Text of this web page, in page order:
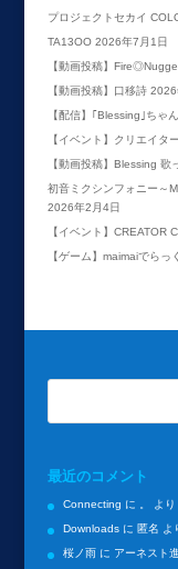
プロジェクトセカイ
TA13OO 2026年7月1日
【動画投稿】
【動画投稿】口移詩 2026
【配信】｢Blessing｣ちゃ
【イベント】クリエイタ
【動画投稿】Blessing 歌
初音ミクシンフォニー～
2026年2月4日
【イベント】CREATOR
【ゲーム】maimaiでら
最近のコメント
Connecting に 。
より
Downloadsに 匿名 よ
桜ノ雨 に アーネスト